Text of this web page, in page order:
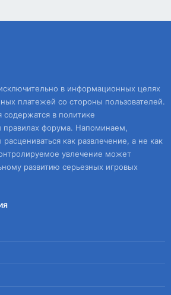
в информационных целях
платежей со стороны пользователей.
содержатся в политике
правилах форума. Напоминаем,
как развлечение, а не как
увлечение может
развитию серьезных игровых